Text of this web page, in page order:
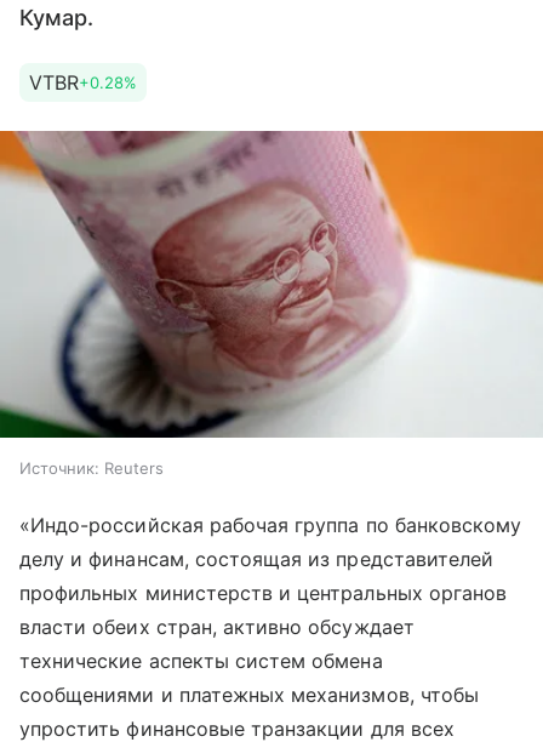
Кумар.
VTBR+0.28%
Источник: Reuters
«Индо-российская рабочая группа по банковскому
делу и финансам, состоящая из представителей
профильных министерств и центральных органов
власти обеих стран, активно обсуждает
технические аспекты систем обмена
сообщениями и платежных механизмов, чтобы
упростить финансовые транзакции для всех